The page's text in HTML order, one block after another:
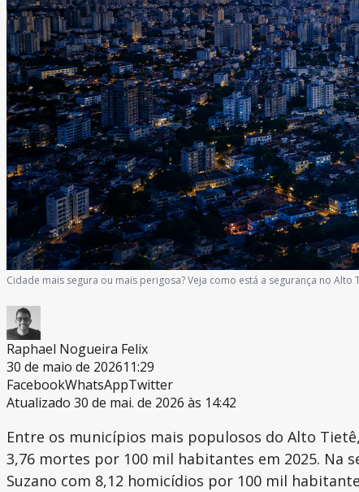
Cidade mais segura ou mais perigosa? Veja como está a segurança no
Raphael Nogueira Felix
30 de maio de 202611:29
FacebookWhatsAppTwitter
Atualizado 30 de mai. de 2026 às 14:42
Entre os municípios mais populosos do Alto
3,76 mortes por 100 mil habitantes em 2025. Na
Suzano com 8,12 homicídios por 100 mil